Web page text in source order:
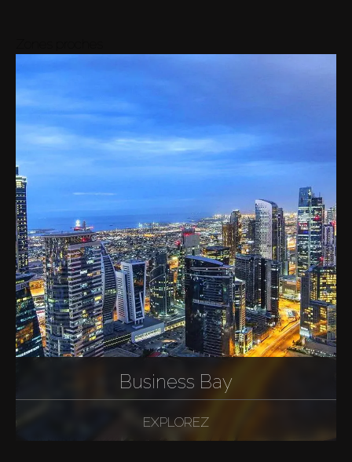
Business Bay
EXPLOREZ